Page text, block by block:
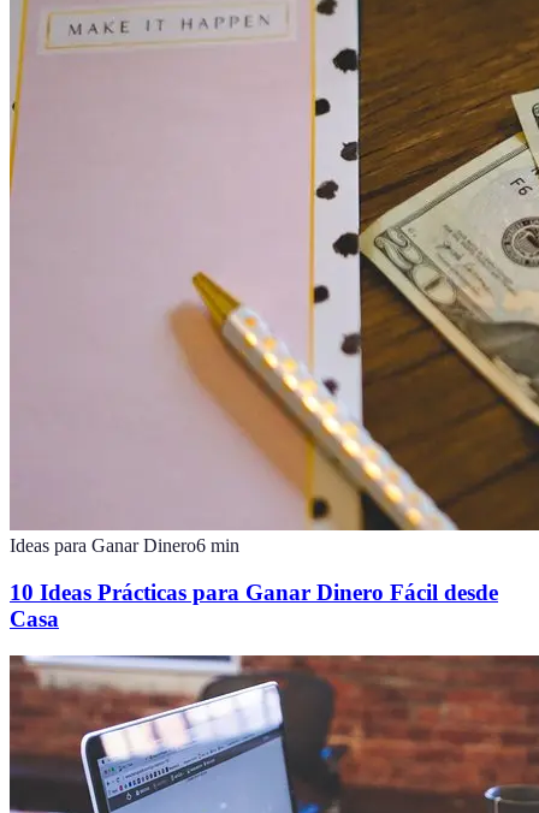
Ideas para Ganar Dinero6 min
10 Ideas Prácticas para Ganar Dinero Fácil desde
Casa